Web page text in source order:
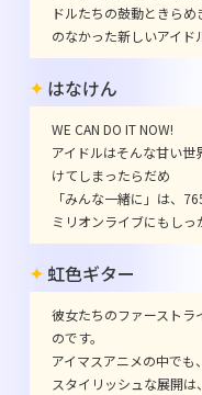
ドルたちの鼓動ときら
のなかった新しいアイド
はなけん
WE CAN DO IT NOW!
アイドルはそんな甘い
けてしまったらだめ
「みんな一緒に」は、
ミリオンライブにもし
虹色ギター
彼女たちのファーストラ
のです。
アイマスアニメの中でも
スタイリッシュな展開は